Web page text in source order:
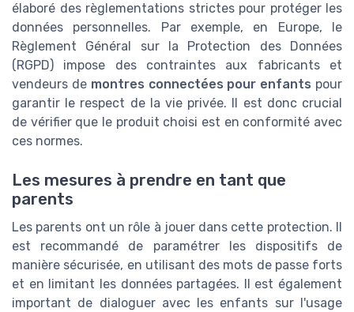
élaboré des règlementations strictes pour protéger les
données personnelles. Par exemple, en Europe, le
Règlement Général sur la Protection des Données
(RGPD) impose des contraintes aux fabricants et
vendeurs de montres connectées pour enfants pour
garantir le respect de la vie privée. Il est donc crucial
de vérifier que le produit choisi est en conformité avec
ces normes.
Les mesures à prendre en tant que
parents
Les parents ont un rôle à jouer dans cette protection. Il
est recommandé de paramétrer les dispositifs de
manière sécurisée, en utilisant des mots de passe forts
et en limitant les données partagées. Il est également
important de dialoguer avec les enfants sur l'usage